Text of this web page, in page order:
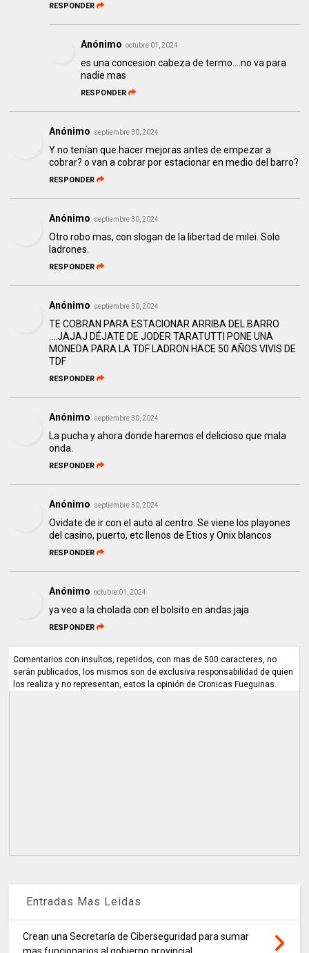
RESPONDER
Anónimo octubre 01, 2024
es una concesion cabeza de termo....no va para
nadie mas
RESPONDER
Anónimo septiembre 30, 2024
Y no tenían que hacer mejoras antes de empezar a
cobrar? o van a cobrar por estacionar en medio del barro?
RESPONDER
Anónimo septiembre 30, 2024
Otro robo mas, con slogan de la libertad de milei. Solo
ladrones.
RESPONDER
Anónimo septiembre 30, 2024
TE COBRAN PARA ESTACIONAR ARRIBA DEL BARRO
….JAJAJ DÉJATE DE JODER TARATUTTI PONE UNA
MONEDA PARA LA TDF LADRON HACE 50 AÑOS VIVIS DE
TDF
RESPONDER
Anónimo septiembre 30, 2024
La pucha y ahora donde haremos el delicioso que mala
onda.
RESPONDER
Anónimo septiembre 30, 2024
Ovidate de ir con el auto al centro. Se viene los playones
del casino, puerto, etc llenos de Etios y Onix blancos
RESPONDER
Anónimo octubre 01, 2024
ya veo a la cholada con el bolsito en andas jaja
RESPONDER
Comentarios con insultos, repetidos, con mas de 500 caracteres, no
serán publicados, los mismos son de exclusiva responsabilidad de quien
los realiza y no representan, estos la opinión de Cronicas Fueguinas.
Entradas Mas Leidas
Crean una Secretaría de Ciberseguridad para sumar
mas funcionarios al gobierno provincial